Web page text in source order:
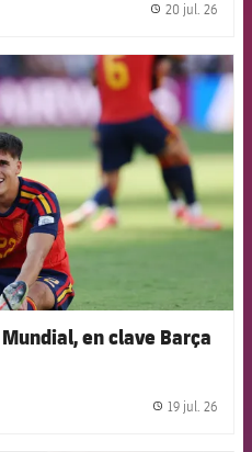
20 jul. 26
FCB Barcelona badge
en clave Barça
19 jul. 26